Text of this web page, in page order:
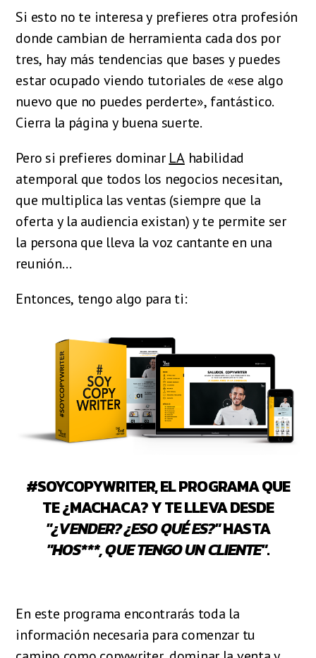
Si esto no te interesa y prefieres otra profesión
donde cambian de herramienta cada dos por
tres, hay más tendencias que bases y puedes
estar ocupado viendo tutoriales de «ese algo
nuevo que no puedes perderte», fantástico.
Cierra la página y buena suerte.
Pero si prefieres dominar LAhabilidad
atemporal que todos los negocios necesitan,
que multiplica las ventas (siempre que la
oferta y la audiencia existan) y te permite ser
la persona que lleva la voz cantante en una
reunión…
Entonces, tengo algo para ti:
#SOYCOPYWRITER, EL PROGRAMA QUE
TE ¿MACHACA? Y TE LLEVA DESDE
"¿VENDER? ¿ESO QUÉ ES?"HASTA
"HOS***, QUE TENGO UN CLIENTE".
En este programa encontrarás toda la
información necesaria para comenzar tu